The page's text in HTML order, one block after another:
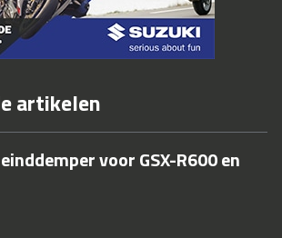
artikelen
voor GSX-R600 en